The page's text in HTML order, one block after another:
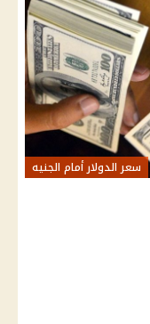
سعر الدولار أمام الجنيه